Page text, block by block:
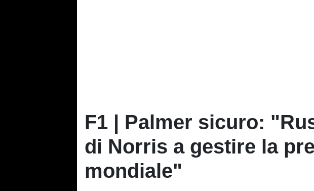
F1 | Palmer sicuro:
di Norris a gestire la
mondiale"